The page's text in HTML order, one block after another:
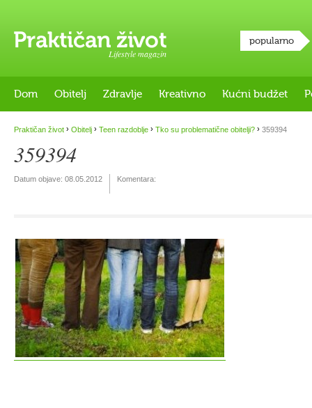
Lifestyle magazin
popularno
Dom Obitelj Zdravlje Kreativno Kućni budžet
Praktičan život › Obitelj › Teen razdoblje › Tko su problematične obitelji? › 359394
359394
Datum objave: 08.05.2012 Komentara: